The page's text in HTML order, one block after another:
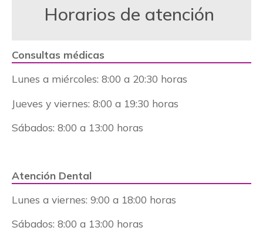
Horarios de atención
Consultas médicas
Lunes a miércoles: 8:00 a 20:30 horas
Jueves y viernes: 8:00 a 19:30 horas
Sábados: 8:00 a 13:00 horas
Atención Dental
Lunes a viernes: 9:00 a 18:00 horas
Sábados: 8:00 a 13:00 horas